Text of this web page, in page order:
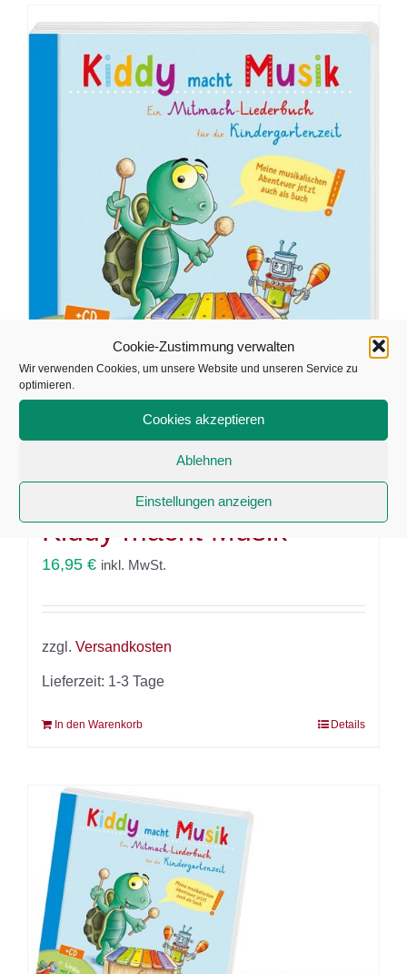
Cookie-Zustimmung verwalten
Wir verwenden Cookies, um unsere Website und unseren Service zu
optimieren.
Cookies akzeptieren
Ablehnen
Einstellungen anzeigen
Mitmach-Liederbuch
Kiddy macht Musik
16,95 € inkl. MwSt.
zzgl. Versandkosten
Lieferzeit: 1-3 Tage
In den Warenkorb Details